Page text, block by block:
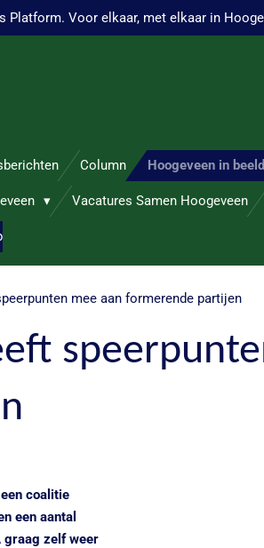
Platform. Voor elkaar, met elkaar in
Column Hoogeveen in beeld
Vacatures Samen Hoogeveen
mee aan formerende partijen
coalitie
een aantal
graag zelf weer